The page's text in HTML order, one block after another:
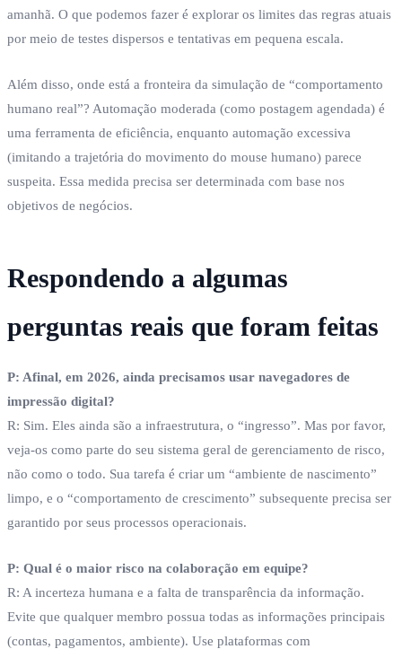
amanhã. O que podemos fazer é explorar os limites das regras atuais
por meio de testes dispersos e tentativas em pequena escala.
Além disso, onde está a fronteira da simulação de “comportamento
humano real”? Automação moderada (como postagem agendada) é
uma ferramenta de eficiência, enquanto automação excessiva
(imitando a trajetória do movimento do mouse humano) parece
suspeita. Essa medida precisa ser determinada com base nos
objetivos de negócios.
Respondendo a algumas
perguntas reais que foram feitas
P: Afinal, em 2026, ainda precisamos usar navegadores de
impressão digital?
R: Sim. Eles ainda são a infraestrutura, o “ingresso”. Mas por favor,
veja-os como parte do seu sistema geral de gerenciamento de risco,
não como o todo. Sua tarefa é criar um “ambiente de nascimento”
limpo, e o “comportamento de crescimento” subsequente precisa ser
garantido por seus processos operacionais.
P: Qual é o maior risco na colaboração em equipe?
R: A incerteza humana e a falta de transparência da informação.
Evite que qualquer membro possua todas as informações principais
(contas, pagamentos, ambiente). Use plataformas com